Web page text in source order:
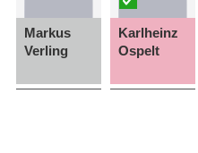
Markus
Verling
Karlheinz
Ospelt